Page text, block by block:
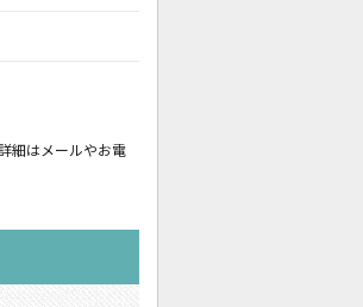
細はメールやお電